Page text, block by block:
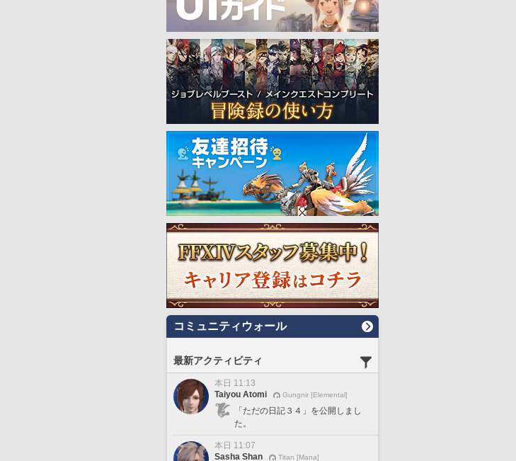
コミュニティウォール
最新アクティビティ
本日 11:13
Taiyou Atomi
Gungnir [Elemental]
「ただの日記３４」を公開しまし
た。
本日 11:07
Sasha Shan
Titan [Mana]